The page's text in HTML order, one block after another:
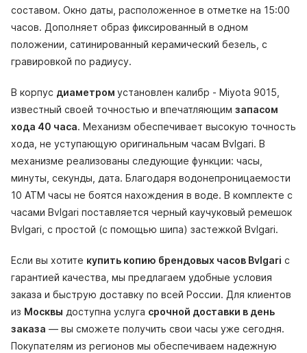
составом. Окно даты, расположенное в отметке на 15:00
часов. Дополняет образ фиксированный в одном
положении, сатинированный керамический безель, с
гравировкой по радиусу.
В корпус диаметром установлен калибр - Miyota 9015,
известный своей точностью и впечатляющим запасом
хода 40 часа. Механизм обеспечивает высокую точность
хода, не уступающую оригинальным часам Bvlgari. В
механизме реализованы следующие функции: часы,
минуты, секунды, дата. Благодаря водонепроницаемости
10 АТМ часы не боятся нахождения в воде. В комплекте с
часами Bvlgari поставляется черный каучуковый ремешок
Bvlgari, с простой (с помощью шипа) застежкой Bvlgari.
Если вы хотите купить копию брендовых часов Bvlgari с
гарантией качества, мы предлагаем удобные условия
заказа и быструю доставку по всей России. Для клиентов
из Москвы доступна услуга срочной доставки в день
заказа — вы сможете получить свои часы уже сегодня.
Покупателям из регионов мы обеспечиваем надежную